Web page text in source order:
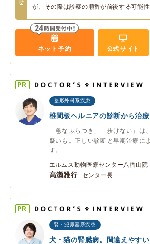
せ
が、その際は診察の順番が前後する可能
ネット予約 公式サイト
PR
整形外科系疾患
椎間板ヘルニアの診断から治
「急なふらつき」「歩けない」は
疑いも。正しい診断と早期治療に
す。
エルムス動物医療センター八幡山
高瀬雅行 センター長
PR
腎・泌尿器系疾患
犬・猫の腎臓病。間違えやす